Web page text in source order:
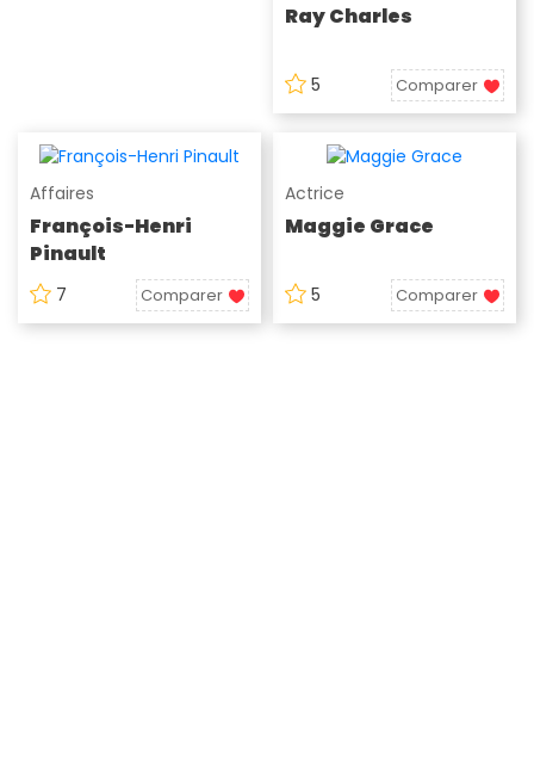
Ray Charles
5 Comparer
Affaires
François-Henri
Pinault
7 Comparer
Actrice
Maggie Grace
5 Comparer